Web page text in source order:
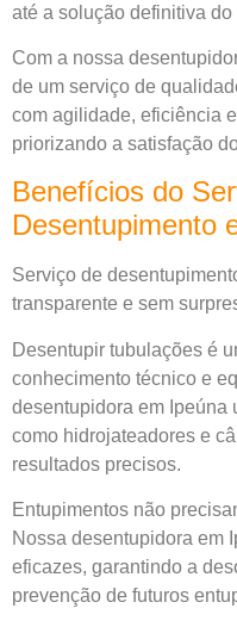
até a solução definitiva do
Com a nossa
de um serviço de
com agilidade, eficiência
priorizando a satisfação
Benefícios do
Desentupimento
Serviço de
transparente e sem
Desentupir tubulações é
conhecimento técnico e
desentupidora em Ipeúna
como hidrojateadores e
resultados precisos.
Entupimentos não
Nossa desentupidora em
eficazes, garantindo a
prevenção de futuros